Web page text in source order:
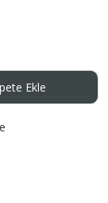
Ekle